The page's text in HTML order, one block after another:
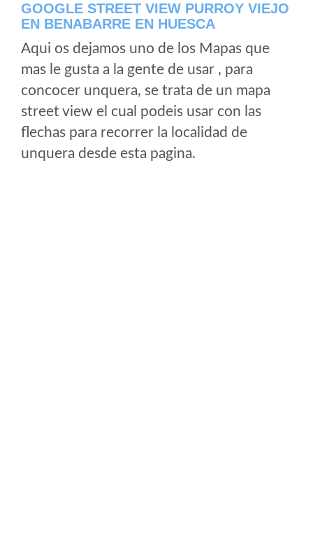
GOOGLE STREET VIEW PURROY VIEJO
EN BENABARRE EN HUESCA
Aqui os dejamos uno de los Mapas que
mas le gusta a la gente de usar , para
concocer unquera, se trata de un mapa
street view el cual podeis usar con las
flechas para recorrer la localidad de
unquera desde esta pagina.